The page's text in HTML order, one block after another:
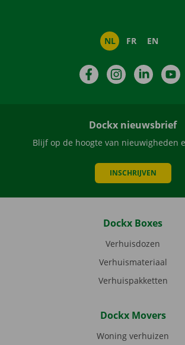
NL FR EN
FacebookInstagramLinkedIn
Dockx nieuwsbrief
Blijf op de hoogte van nieuwigheden
INSCHRIJVEN
Dockx Boxes
Verhuisdozen
Verhuismateriaal
Verhuispakketten
Dockx Movers
Woning verhuizen